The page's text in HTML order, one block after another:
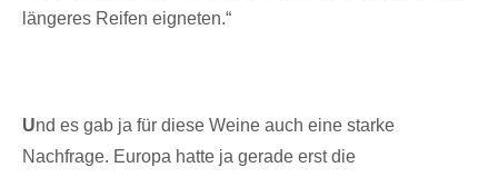
längeres Reifen eigneten.“
Und es gab ja für diese Weine auch eine starke
Nachfrage. Europa hatte ja gerade erst die